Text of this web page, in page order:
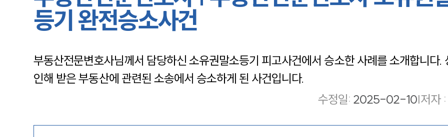
등기 완전승소사건
부동산전문변호사님께서 담당하신 소유권말소등기 피고사건에서 승소한 사례를 소개합니다.
인해 받은 부동산에 관련된 소송에서 승소하게 된 사건입니다.
수정일: 2025-02-10|저자 :